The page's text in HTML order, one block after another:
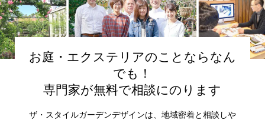
お庭・エクステリアのことならなん
でも！
専門家が無料で相談にのります
ザ・スタイルガーデンデザインは、地域密着と相談しや